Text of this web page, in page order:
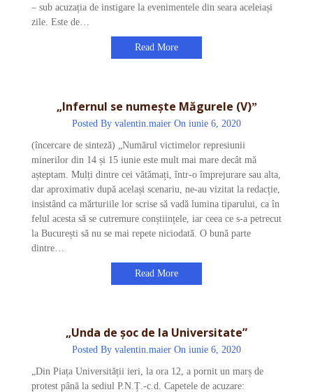
– sub acuzația de instigare la evenimentele din seara aceleiași
zile. Este de…
Read More
„Infernul se numește Măgurele (V)ˮ
Posted By valentin.maier On iunie 6, 2020
(încercare de sinteză) „Numărul victimelor represiunii
minerilor din 14 și 15 iunie este mult mai mare decât mă
așteptam. Mulți dintre cei vătămați, într-o împrejurare sau alta,
dar aproximativ după același scenariu, ne-au vizitat la redacție,
insistând ca mărturiile lor scrise să vadă lumina tiparului, ca în
felul acesta să se cutremure conștiințele, iar ceea ce s-a petrecut
la București să nu se mai repete niciodată. O bună parte
dintre…
Read More
„Unda de șoc de la Universitate”
Posted By valentin.maier On iunie 6, 2020
„Din Piața Universității ieri, la ora 12, a pornit un marș de
protest până la sediul P.N.Ț.-c.d. Capetele de acuzare: